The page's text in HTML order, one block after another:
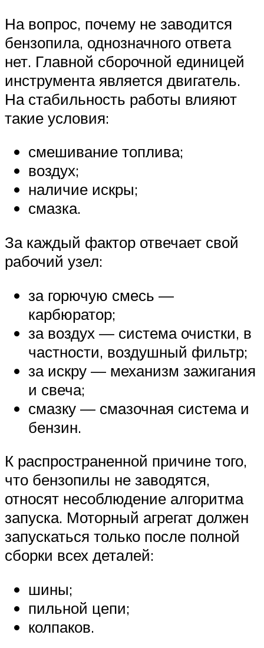
На вопрос, почему не заводится
бензопила, однозначного ответа
нет. Главной сборочной единицей
инструмента является двигатель.
На стабильность работы влияют
такие условия:
смешивание топлива;
воздух;
наличие искры;
смазка.
За каждый фактор отвечает свой
рабочий узел:
за горючую смесь —
карбюратор;
за воздух — система очистки, в
частности, воздушный фильтр;
за искру — механизм зажигания
и свеча;
смазку — смазочная система и
бензин.
К распространенной причине того,
что бензопилы не заводятся,
относят несоблюдение алгоритма
запуска. Моторный агрегат должен
запускаться только после полной
сборки всех деталей:
шины;
пильной цепи;
колпаков.